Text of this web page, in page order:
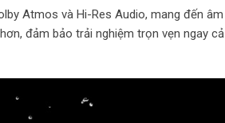
Atmos và Hi-Res Audio, mang đến âm
đảm bảo trải nghiệm trọn vẹn ngay cả